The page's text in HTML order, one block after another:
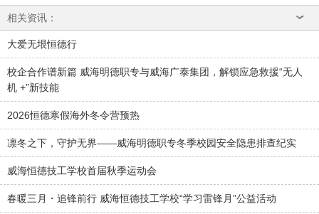
相关资讯：
大爱无垠恒德行
校企合作谱新篇 威海明德职专与威海广泰集团，解锁应急救援“无人
机 +”新技能
2026恒德寒假海外冬令营预热
凛冬之下，守护无界——威海明德职专冬季校园安全隐患排查纪实
威海恒德技工学校首届秋季运动会
春暖三月・追锋前行 威海恒德技工学校“学习雷锋月”公益活动